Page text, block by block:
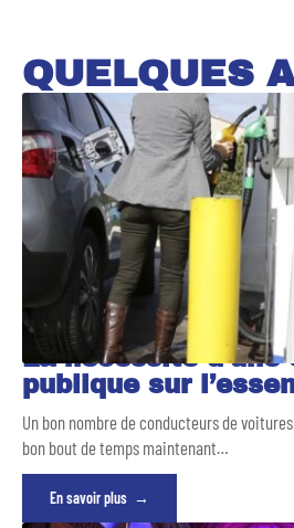
QUELQUES
La nécessité d’une
publique sur
Un bon nombre de conducteurs de
bon bout de temps maintenant…
En savoir plus